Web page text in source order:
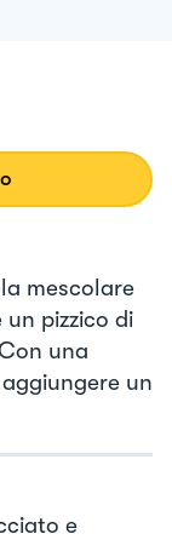
mescolare
pizzico di
una
un
e